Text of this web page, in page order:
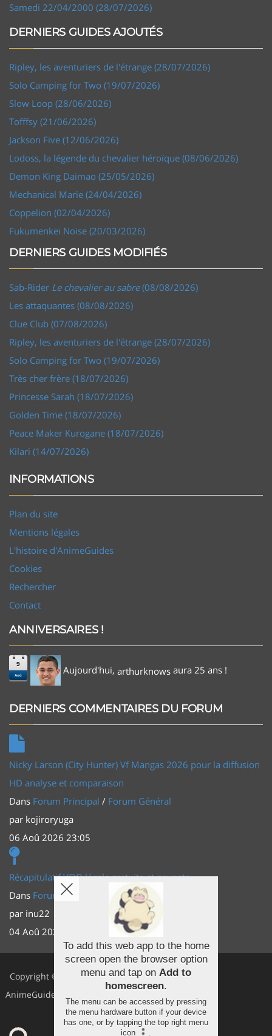
Samedi 22/04/2000 (28/07/2026)
DERNIERS GUIDES AJOUTÉS
Ripley, les aventuriers de l'étrange (28/07/2026)
Solo Camping for Two (19/07/2026)
Slow Loop (28/06/2026)
Tofffsy (21/06/2026)
Jackson Five (12/06/2026)
Lodoss, la légende du chevalier héroïque (08/06/2026)
Demon King Daimao (25/05/2026)
Mechanical Marie (24/04/2026)
Coppelion (02/04/2026)
Fukumenkei Noise (20/03/2026)
DERNIERS GUIDES MODIFIÉS
Sab-Rider Le chevalier au sabre(08/08/2026)
Les attaquantes (08/08/2026)
Clue Club (07/08/2026)
Ripley, les aventuriers de l'étrange (28/07/2026)
Solo Camping for Two (19/07/2026)
Très cher frère (18/07/2026)
Princesse Sarah (18/07/2026)
Golden Time (18/07/2026)
Peace Maker Kurogane (18/07/2026)
Kilari (14/07/2026)
INFORMATIONS
Plan du site
Mentions légales
L'histoire d'AnimeGuides
Cookies
Rechercher
Contact
ANNIVERSAIRES !
9
Aoû Aujourd'hui, arthurknows aura 25 ans !
DERNIERS COMMENTAIRES DU FORUM
Nicky Larson (City Hunter) Vf Mangas 2026 pour la diffusion
HD analyse et comparaison
Dans Forum Principal / Forum Général
par kojiroryuga
06 Aoû 2026 23:05
Récapitulatif VOD légale gratuite et payante
Dans Forum Principal
Actus (TV, vidéo, web)
par inu22
04 Aoû 2026 20:30
Copyright ©
AnimeGuides
Facebook
Youtube
Twitter
To add this web app to the home
screen open the browser option
menu and tap on Add to
homescreen.
The menu can be accessed by pressing
the menu hardware button if your device
has one, or by tapping the top right menu
icon
.